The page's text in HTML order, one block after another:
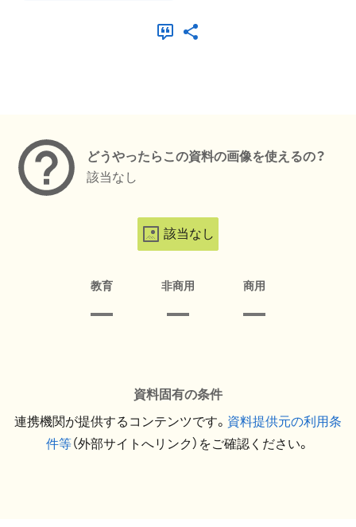
どうやったらこの資料の画像を使えるの？
該当なし
該当なし
教育 非商用 商用
資料固有の条件
連携機関が提供するコンテンツです。 資料提供元の利用条
件等（外部サイトへリンク）をご確認ください。